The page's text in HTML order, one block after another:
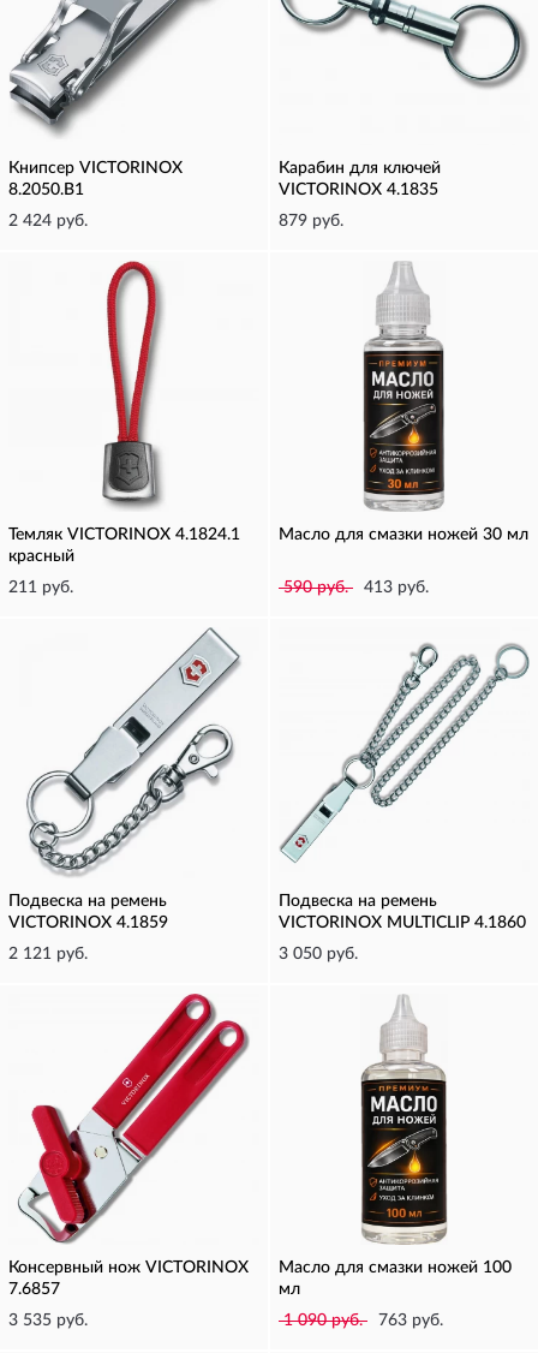
Книпсер VICTORINOX
8.2050.B1
2 424 руб.
Карабин для ключей
VICTORINOX 4.1835
879 руб.
Темляк VICTORINOX 4.1824.1
красный
211 руб.
Масло для смазки ножей 30 мл
590 руб. 413 руб.
Подвеска на ремень
VICTORINOX 4.1859
2 121 руб.
Подвеска на ремень
VICTORINOX MULTICLIP 4.1860
3 050 руб.
Консервный нож VICTORINOX
7.6857
3 535 руб.
Масло для смазки ножей 100
мл
1 090 руб.
763 руб.